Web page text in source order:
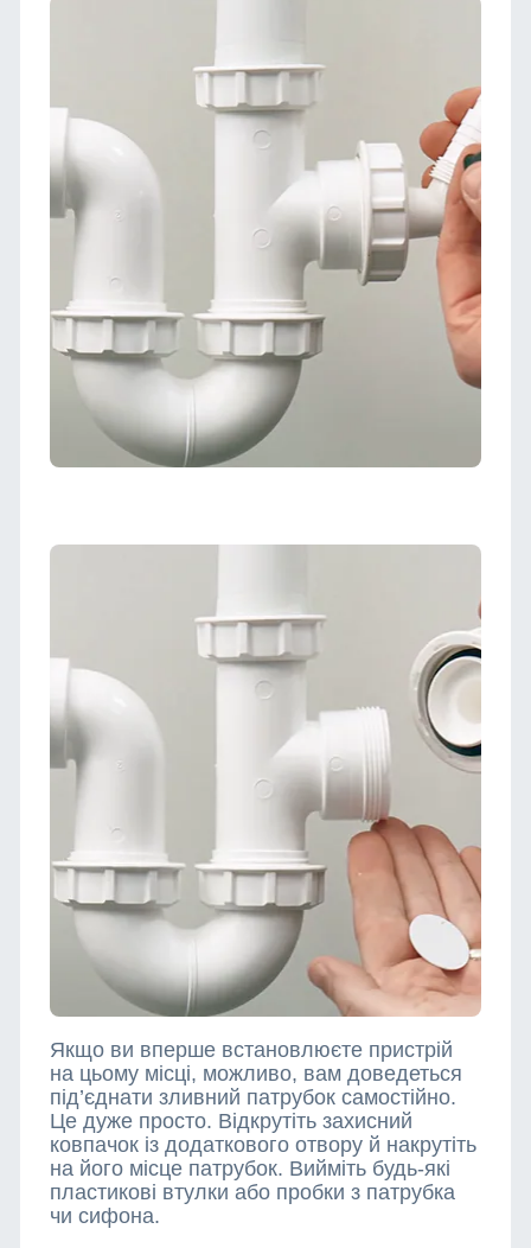
Якщо ви вперше встановлюєте пристрій
на цьому місці, можливо, вам доведеться
під’єднати зливний патрубок самостійно.
Це дуже просто. Відкрутіть захисний
ковпачок із додаткового отвору й накрутіть
на його місце патрубок. Вийміть будь-які
пластикові втулки або пробки з патрубка
чи сифона.